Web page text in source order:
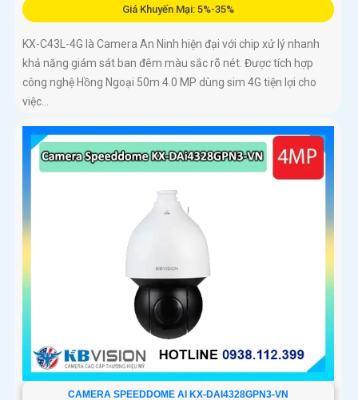
Giá Khuyến Mại: 5%-35%
KX-C43L-4G là Camera An Ninh hiện đại với chip xử lý nhanh
khả năng giám sát ban đêm màu sắc rõ nét. Được tích hợp
công nghệ Hồng Ngoại 50m 4.0 MP dùng sim 4G tiện lợi cho
việc...
CAMERA SPEEDDOME AI KX-DAI4328GPN3-VN